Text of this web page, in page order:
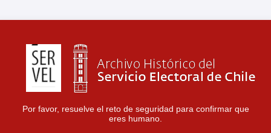
Por favor, resuelve el reto de seguridad para confirmar que
eres humano.